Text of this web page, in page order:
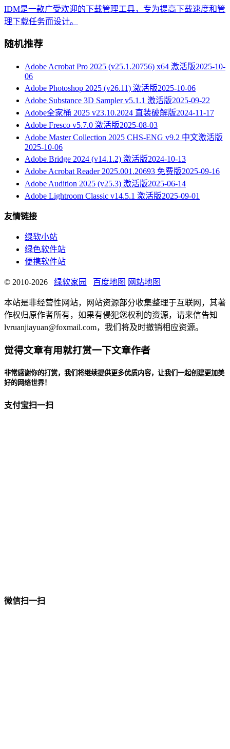
IDM是一款广受欢迎的下载管理工具，专为提高下载速度和管
理下载任务而设计。
随机推荐
Adobe Acrobat Pro 2025 (v25.1.20756) x64 激活版2025-10-
06
Adobe Photoshop 2025 (v26.11) 激活版2025-10-06
Adobe Substance 3D Sampler v5.1.1 激活版2025-09-22
Adobe全家桶 2025 v23.10.2024 直装破解版2024-11-17
Adobe Fresco v5.7.0 激活版2025-08-03
Adobe Master Collection 2025 CHS-ENG v9.2 中文激活版
2025-10-06
Adobe Bridge 2024 (v14.1.2) 激活版2024-10-13
Adobe Acrobat Reader 2025.001.20693 免费版2025-09-16
Adobe Audition 2025 (v25.3) 激活版2025-06-14
Adobe Lightroom Classic v14.5.1 激活版2025-09-01
友情链接
绿软小站
绿色软件站
便携软件站
© 2010-2026 绿软家园 百度地图 网站地图
本站是非经营性网站，网站资源部分收集整理于互联网，其著
作权归原作者所有，如果有侵犯您权利的资源，请来信告知
lvruanjiayuan@foxmail.com，我们将及时撤销相应资源。
觉得文章有用就打赏一下文章作者
非常感谢你的打赏，我们将继续提供更多优质内容，让我们一起创建更加美
好的网络世界！
支付宝扫一扫
微信扫一扫